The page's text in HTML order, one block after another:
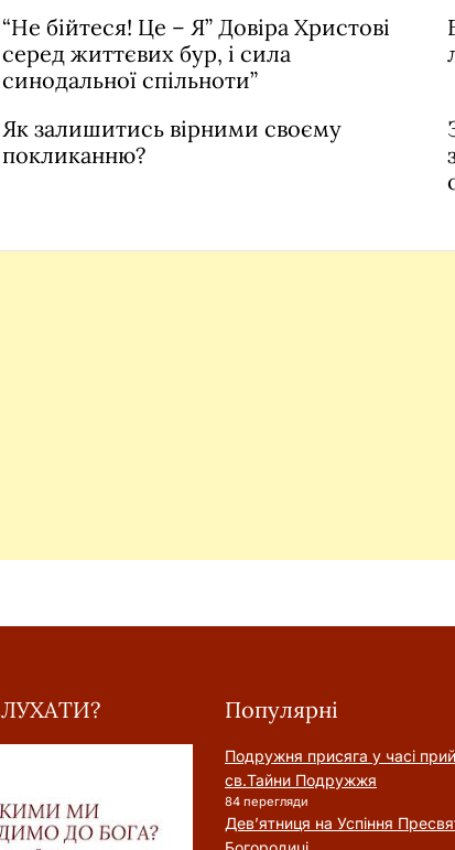
“Не бійтеся! Це – Я” Довіра Христові
серед життєвих бур, і сила
синодальної спільноти”
Як залишитись вірними своєму
покликанню?
Популярні
Подружня присягa у часі
cв.Тайни Подружжя
84 перегляди
Дев’ятниця на Успіння